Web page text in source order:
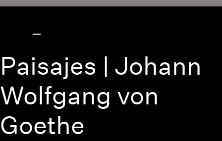
Paisajes | Johann
Wolfgang von
Goethe